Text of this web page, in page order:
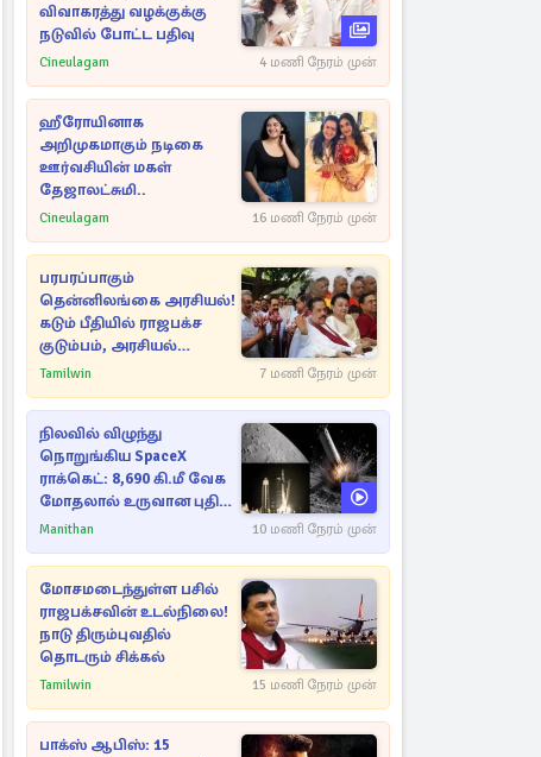
விவாகரத்து வழக்குக்கு
நடுவில் போட்ட பதிவு
Cineulagam 4 மணி நேரம் முன்
ஹீரோயினாக
அறிமுகமாகும் நடிகை
ஊர்வசியின் மகள்
தேஜாலட்சுமி..
Cineulagam 16 மணி நேரம் முன்
பரபரப்பாகும்
தென்னிலங்கை அரசியல்!
கடும் பீதியில் ராஜபக்ச
குடும்பம், அரசியல்
நட்புகள்
Tamilwin 7 மணி நேரம் முன்
நிலவில் விழுந்து
நொறுங்கிய SpaceX
ராக்கெட்: 8,690 கி.மீ வேக
மோதலால் உருவான புதிய
பள்ளம்!
Manithan 10 மணி நேரம் முன்
மோசமடைந்துள்ள பசில்
ராஜபக்சவின் உடல்நிலை!
நாடு திரும்புவதில்
தொடரும் சிக்கல்
Tamilwin 15 மணி நேரம் முன்
பாக்ஸ் ஆபிஸ்: 15